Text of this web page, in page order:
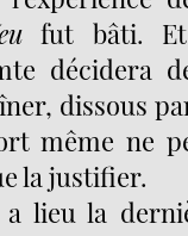
fut bâti. Et
décidera
dissous
même ne
la justifier.
a lieu la